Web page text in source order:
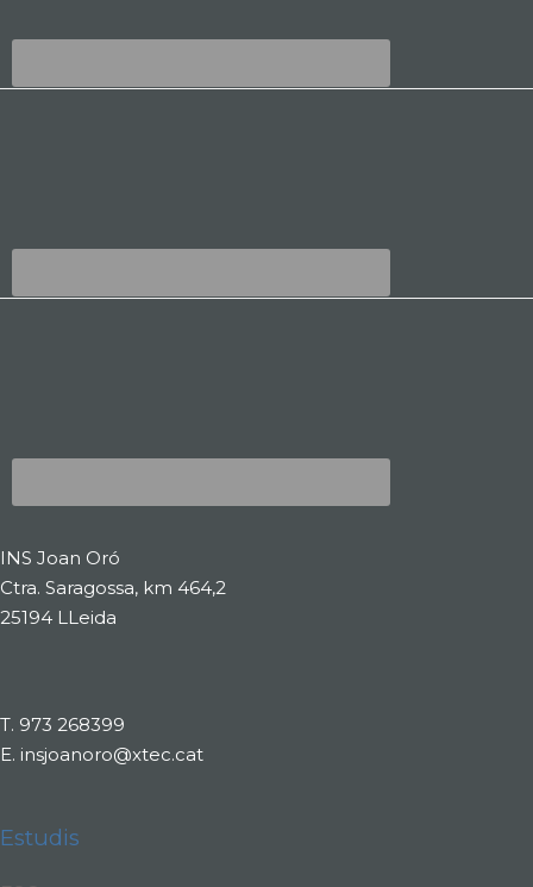
INS Joan Oró
Ctra. Saragossa, km 464,2
25194 LLeida
T. 973 268399
E. insjoanoro@xtec.cat
Estudis